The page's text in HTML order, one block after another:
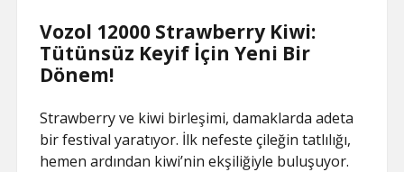
Vozol 12000 Strawberry Kiwi:
Tütünsüz Keyif İçin Yeni Bir
Dönem!
Strawberry ve kiwi birleşimi, damaklarda adeta
bir festival yaratıyor. İlk nefeste çileğin tatlılığı,
hemen ardından kiwi’nin ekşiliğiyle buluşuyor.